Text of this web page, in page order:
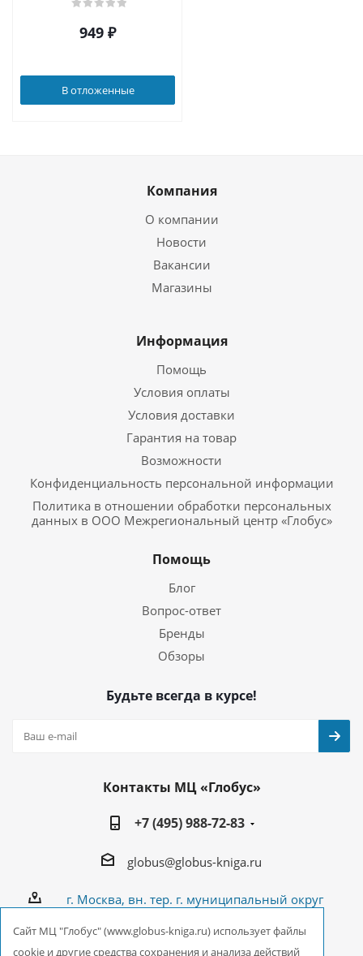
949 ₽
В отложенные
Компания
О компании
Новости
Вакансии
Магазины
Информация
Помощь
Условия оплаты
Условия доставки
Гарантия на товар
Возможности
Конфиденциальность персональной информации
Политика в отношении обработки персональных
данных в ООО Межрегиональный центр «Глобус»
Помощь
Блог
Вопрос-ответ
Бренды
Обзоры
Будьте всегда в курсе!
Контакты МЦ «Глобус»
+7 (495) 988-72-83
globus@globus-kniga.ru
г. Москва, вн. тер. г. муниципальный округ
Cайт МЦ "Глобус" (www.globus-kniga.ru) использует файлы
cookie и другие средства сохранения и анализа действий